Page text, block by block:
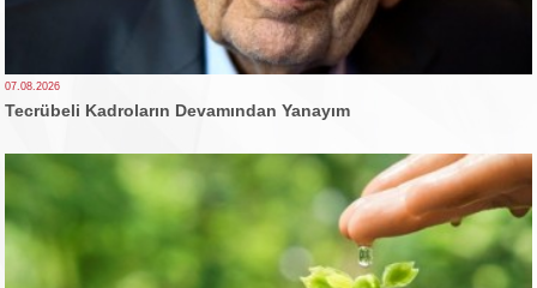
07.08.2026
Tecrübeli Kadroların Devamından Yanayım